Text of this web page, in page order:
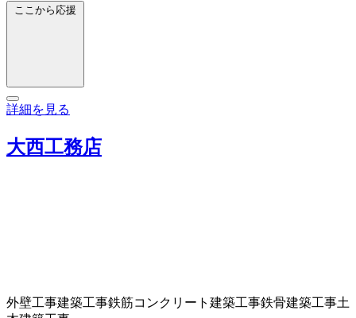
ここから応援
詳細を見る
大西工務店
外壁工事建築工事鉄筋コンクリート建築工事鉄骨建築工事土